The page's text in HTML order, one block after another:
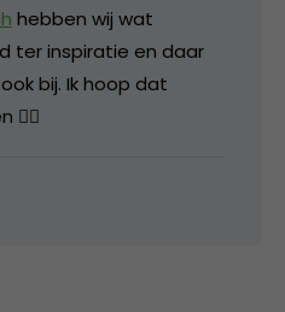
hebben wij wat
ter inspiratie en daar
bij. Ik hoop dat